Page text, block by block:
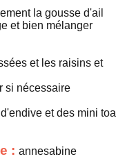
la gousse d'ail
et bien mélanger
et les raisins et
si nécessaire
et des mini
: annesabine